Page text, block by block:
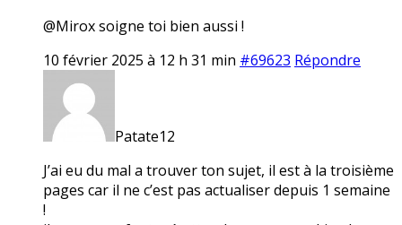
@Mirox soigne toi bien aussi !
10 février 2025 à 12 h 31 min #69623 Répondre
Patate12
J’ai eu du mal a trouver ton sujet, il est à la troisième
pages car il ne c’est pas actualiser depuis 1 semaine
!